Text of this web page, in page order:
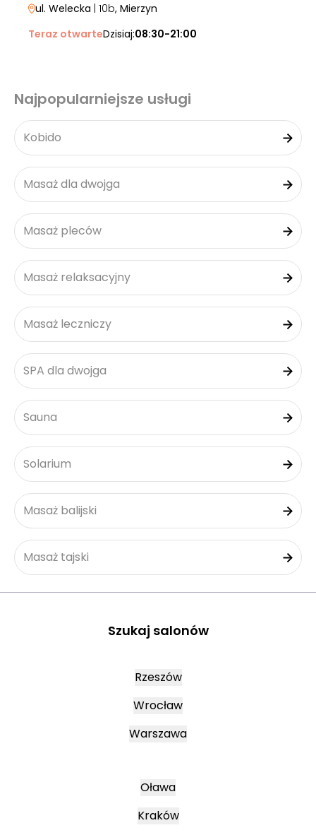
ul. Welecka | 10b, Mierzyn
Teraz otwarteDzisiaj:08:30-21:00
Najpopularniejsze usługi
Kobido
Masaż dla dwojga
Masaż pleców
Masaż relaksacyjny
Masaż leczniczy
SPA dla dwojga
Sauna
Solarium
Masaż balijski
Masaż tajski
Szukaj salonów
Rzeszów
Wrocław
Warszawa
Oława
Kraków